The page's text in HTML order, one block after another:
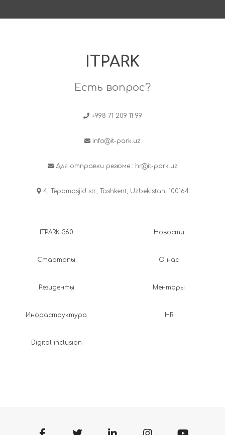
ITPARK
Есть вопрос?
+998 71 209 11 99
info@it-park.uz
Для отправки резюме : hr@it-park.uz
4, Tepamasjid str., Tashkent, Uzbekistan, 100164
ITPARK 360
Стартапы
Резиденты
Инфраструктура
Digital inclusion
Новости
О нас
Менторы
HR